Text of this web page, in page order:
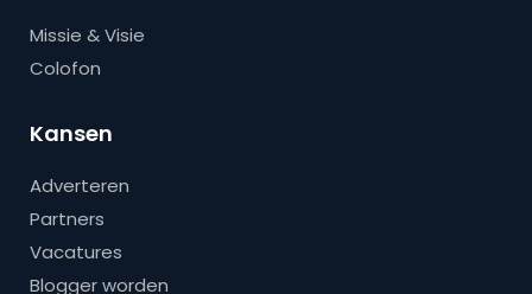
Missie & Visie
Colofon
Kansen
Adverteren
Partners
Vacatures
Blogger worden